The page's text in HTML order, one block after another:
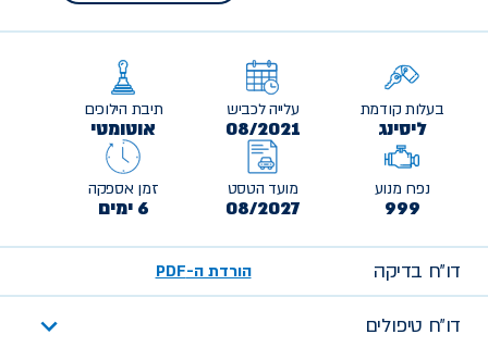
בעלות קודמת
ליסינג
עלייה לכביש
08/2021
תיבת הילוכים
אוטומטי
נפח מנוע
999
מועד הטסט
08/2027
זמן אספקה
6 ימים
דו״ח בדיקה הורדת ה-PDF
דו״ח טיפולים